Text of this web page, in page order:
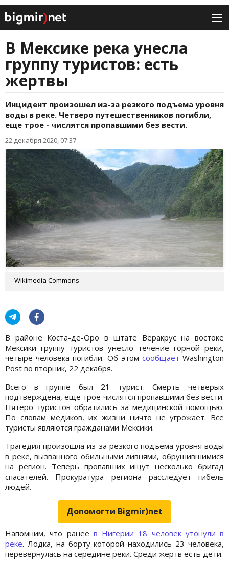
В Мексике река унесла
группу туристов: есть
жертвы
Инцидент произошел из-за резкого подъема уровня
воды в реке. Четверо путешественников погибли,
еще трое - числятся пропавшими без вести.
22 декабря 2020, 07:37
Wikimedia Commons
В районе Коста-де-Оро в штате Веракрус на востоке
Мексики группу туристов унесло течение горной реки,
четыре человека погибли. Об этом сообщает Washington
Post во вторник, 22 декабря.
Всего в группе был 21 турист. Смерть четверых
подтверждена, еще трое числятся пропавшими без вести.
Пятеро туристов обратились за медицинской помощью.
По словам медиков, их жизни ничто не угрожает. Все
туристы являются гражданами Мексики.
Трагедия произошла из-за резкого подъема уровня воды
в реке, вызванного обильными ливнями, обрушившимися
на регион. Теперь пропавших ищут несколько бригад
спасателей. Прокуратура региона расследует гибель
людей.
Допомогти Bigmir)net
Напомним, что ранее в Нигерии 18 человек утонули в
реке. Лодка, на борту которой находились 23 человека,
перевернулась на середине реки. Среди жертв есть дети.